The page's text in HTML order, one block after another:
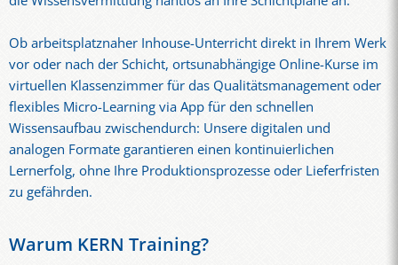
Ob arbeitsplatznaher Inhouse-Unterricht direkt in Ihrem Werk
vor oder nach der Schicht, ortsunabhängige Online-Kurse im
virtuellen Klassenzimmer für das Qualitätsmanagement oder
flexibles Micro-Learning via App für den schnellen
Wissensaufbau zwischendurch: Unsere digitalen und
analogen Formate garantieren einen kontinuierlichen
Lernerfolg, ohne Ihre Produktionsprozesse oder Lieferfristen
zu gefährden.
Warum KERN Training?